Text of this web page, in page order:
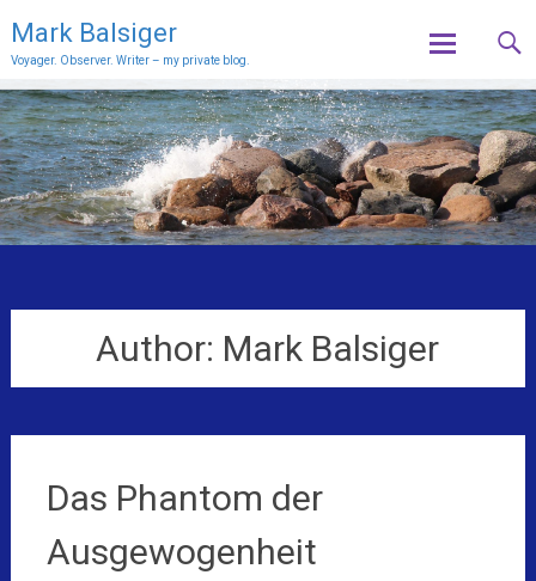
Mark Balsiger
Voyager. Observer. Writer – my private blog.
to
content
Author: Mark Balsiger
Das Phantom der
Ausgewogenheit